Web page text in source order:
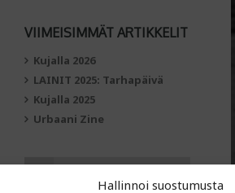
Hallinnoi suostumusta
VIIMEISIMMÄT ARTIKKELIT
Kujalla 2026
LAINIT 2025: Tarhapäivä
Kujalla 2025
Urbaani Zine